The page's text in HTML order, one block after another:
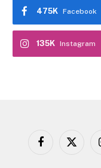
Facebook
475K
Instagram
135K
Facebook
X